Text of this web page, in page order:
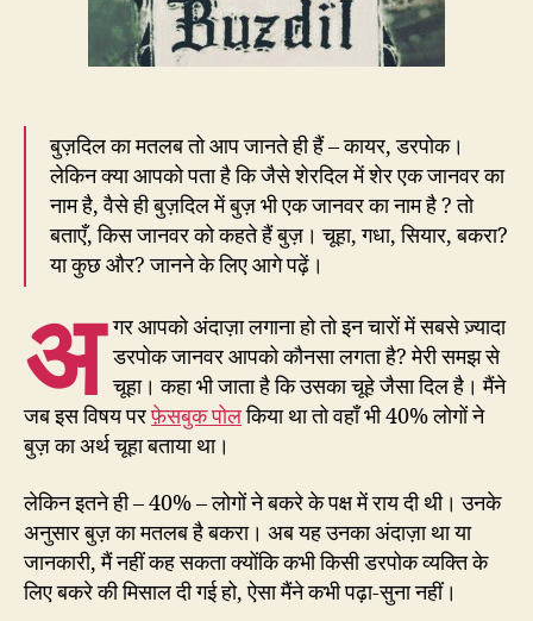
बुज़दिल का मतलब तो आप जानते ही हैं – कायर, डरपोक।
लेकिन क्या आपको पता है कि जैसे शेरदिल में शेर एक जानवर का
नाम है, वैसे ही बुज़दिल में बुज़ भी एक जानवर का नाम है ? तो
बताएँ, किस जानवर को कहते हैं बुज़। चूहा, गधा, सियार, बकरा?
या कुछ और? जानने के लिए आगे पढ़ें।
अ गर आपको अंदाज़ा लगाना हो तो इन चारों में सबसे ज़्यादा
डरपोक जानवर आपको कौनसा लगता है? मेरी समझ से
चूहा। कहा भी जाता है कि उसका चूहे जैसा दिल है। मैंने
जब इस विषय परफ़ेसबुक पोलकिया था तो वहाँ भी 40% लोगों ने
बुज़ का अर्थ चूहा बताया था।
लेकिन इतने ही – 40% – लोगों ने बकरे के पक्ष में राय दी थी। उनके
अनुसार बुज़ का मतलब है बकरा। अब यह उनका अंदाज़ा था या
जानकारी, मैं नहीं कह सकता क्योंकि कभी किसी डरपोक व्यक्ति के
लिए बकरे की मिसाल दी गई हो, ऐसा मैंने कभी पढ़ा-सुना नहीं।